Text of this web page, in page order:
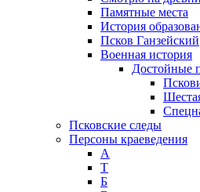
Памятные места
История
Псков Ганзейский
Военная история
Достойные
Псковские следы
Персоны краеведения
А
T
Б